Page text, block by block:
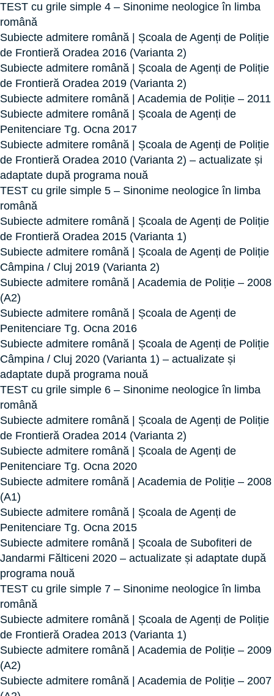
TEST cu grile simple 4 – Sinonime neologice în limba
română
Subiecte admitere română | Școala de Agenți de Poliție
de Frontieră Oradea 2016 (Varianta 2)
Subiecte admitere română | Școala de Agenți de Poliție
de Frontieră Oradea 2019 (Varianta 2)
Subiecte admitere română | Academia de Poliție – 2011
Subiecte admitere română | Școala de Agenți de
Penitenciare Tg. Ocna 2017
Subiecte admitere română | Școala de Agenți de Poliție
de Frontieră Oradea 2010 (Varianta 2) – actualizate și
adaptate după programa nouă
TEST cu grile simple 5 – Sinonime neologice în limba
română
Subiecte admitere română | Școala de Agenți de Poliție
de Frontieră Oradea 2015 (Varianta 1)
Subiecte admitere română | Școala de Agenți de Poliție
Câmpina / Cluj 2019 (Varianta 2)
Subiecte admitere română | Academia de Poliție – 2008
(A2)
Subiecte admitere română | Școala de Agenți de
Penitenciare Tg. Ocna 2016
Subiecte admitere română | Școala de Agenți de Poliție
Câmpina / Cluj 2020 (Varianta 1) – actualizate și
adaptate după programa nouă
TEST cu grile simple 6 – Sinonime neologice în limba
română
Subiecte admitere română | Școala de Agenți de Poliție
de Frontieră Oradea 2014 (Varianta 2)
Subiecte admitere română | Școala de Agenți de
Penitenciare Tg. Ocna 2020
Subiecte admitere română | Academia de Poliție – 2008
(A1)
Subiecte admitere română | Școala de Agenți de
Penitenciare Tg. Ocna 2015
Subiecte admitere română | Școala de Subofiteri de
Jandarmi Fălticeni 2020 – actualizate și adaptate după
programa nouă
TEST cu grile simple 7 – Sinonime neologice în limba
română
Subiecte admitere română | Școala de Agenți de Poliție
de Frontieră Oradea 2013 (Varianta 1)
Subiecte admitere română | Academia de Poliție – 2009
(A2)
Subiecte admitere română | Academia de Poliție – 2007